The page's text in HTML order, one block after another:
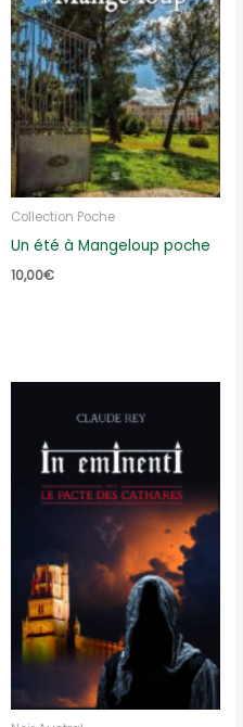
Collection Poche
Un été à Mangeloup poche
10,00€